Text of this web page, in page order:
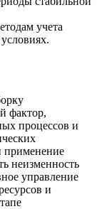
учета
фактор,
процессов и
применение
неизменность
управление
и